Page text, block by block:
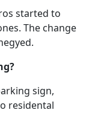
started to
The change
sign,
residental